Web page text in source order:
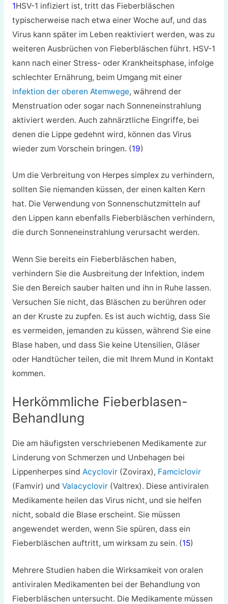
1HSV-1 infiziert ist, tritt das Fieberbläschen
typischerweise nach etwa einer Woche auf, und das
Virus kann später im Leben reaktiviert werden, was zu
weiteren Ausbrüchen von Fieberbläschen führt. HSV-1
kann nach einer Stress- oder Krankheitsphase, infolge
schlechter Ernährung, beim Umgang mit einer
Infektion der oberen Atemwege, während der
Menstruation oder sogar nach Sonneneinstrahlung
aktiviert werden. Auch zahnärztliche Eingriffe, bei
denen die Lippe gedehnt wird, können das Virus
wieder zum Vorschein bringen. (19)
Um die Verbreitung von Herpes simplex zu verhindern,
sollten Sie niemanden küssen, der einen kalten Kern
hat. Die Verwendung von Sonnenschutzmitteln auf
den Lippen kann ebenfalls Fieberbläschen verhindern,
die durch Sonneneinstrahlung verursacht werden.
Wenn Sie bereits ein Fieberbläschen haben,
verhindern Sie die Ausbreitung der Infektion, indem
Sie den Bereich sauber halten und ihn in Ruhe lassen.
Versuchen Sie nicht, das Bläschen zu berühren oder
an der Kruste zu zupfen. Es ist auch wichtig, dass Sie
es vermeiden, jemanden zu küssen, während Sie eine
Blase haben, und dass Sie keine Utensilien, Gläser
oder Handtücher teilen, die mit Ihrem Mund in Kontakt
kommen.
Herkömmliche Fieberblasen-
Behandlung
Die am häufigsten verschriebenen Medikamente zur
Linderung von Schmerzen und Unbehagen bei
Lippenherpes sind Acyclovir(Zovirax), Famciclovir
(Famvir) und Valacyclovir(Valtrex). Diese antiviralen
Medikamente heilen das Virus nicht, und sie helfen
nicht, sobald die Blase erscheint. Sie müssen
angewendet werden, wenn Sie spüren, dass ein
Fieberbläschen auftritt, um wirksam zu sein. (15)
Mehrere Studien haben die Wirksamkeit von oralen
antiviralen Medikamenten bei der Behandlung von
Fieberbläschen untersucht. Die Medikamente müssen